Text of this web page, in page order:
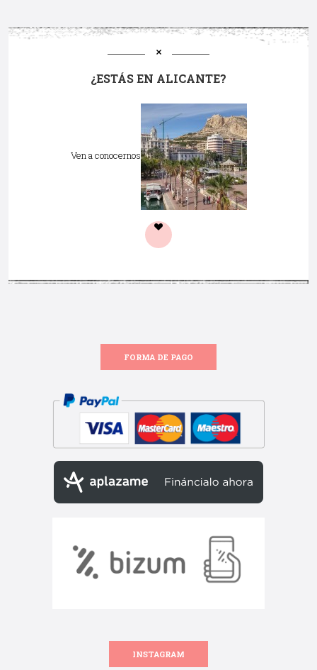
¿ESTÁS EN ALICANTE?
Ven a conocernos
FORMA DE PAGO
INSTAGRAM